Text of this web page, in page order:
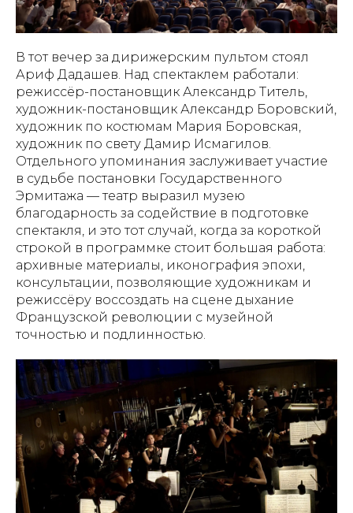
В тот вечер за дирижерским пультом стоял
Ариф Дадашев. Над спектаклем работали:
режиссёр-постановщик Александр Титель,
художник-постановщик Александр Боровский,
художник по костюмам Мария Боровская,
художник по свету Дамир Исмагилов.
Отдельного упоминания заслуживает участие
в судьбе постановки Государственного
Эрмитажа — театр выразил музею
благодарность за содействие в подготовке
спектакля, и это тот случай, когда за короткой
строкой в программке стоит большая работа:
архивные материалы, иконография эпохи,
консультации, позволяющие художникам и
режиссёру воссоздать на сцене дыхание
Французской революции с музейной
точностью и подлинностью.